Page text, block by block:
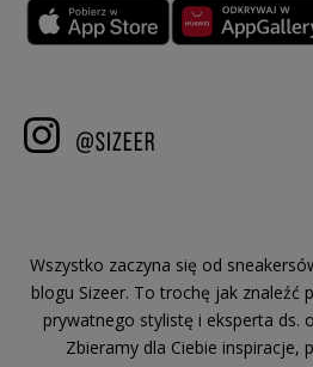
Wszystko zaczyna się od
blogu Sizeer. To trochę jak znaleźć
prywatnego stylistę i eksperta ds.
Zbieramy dla Ciebie inspiracje,